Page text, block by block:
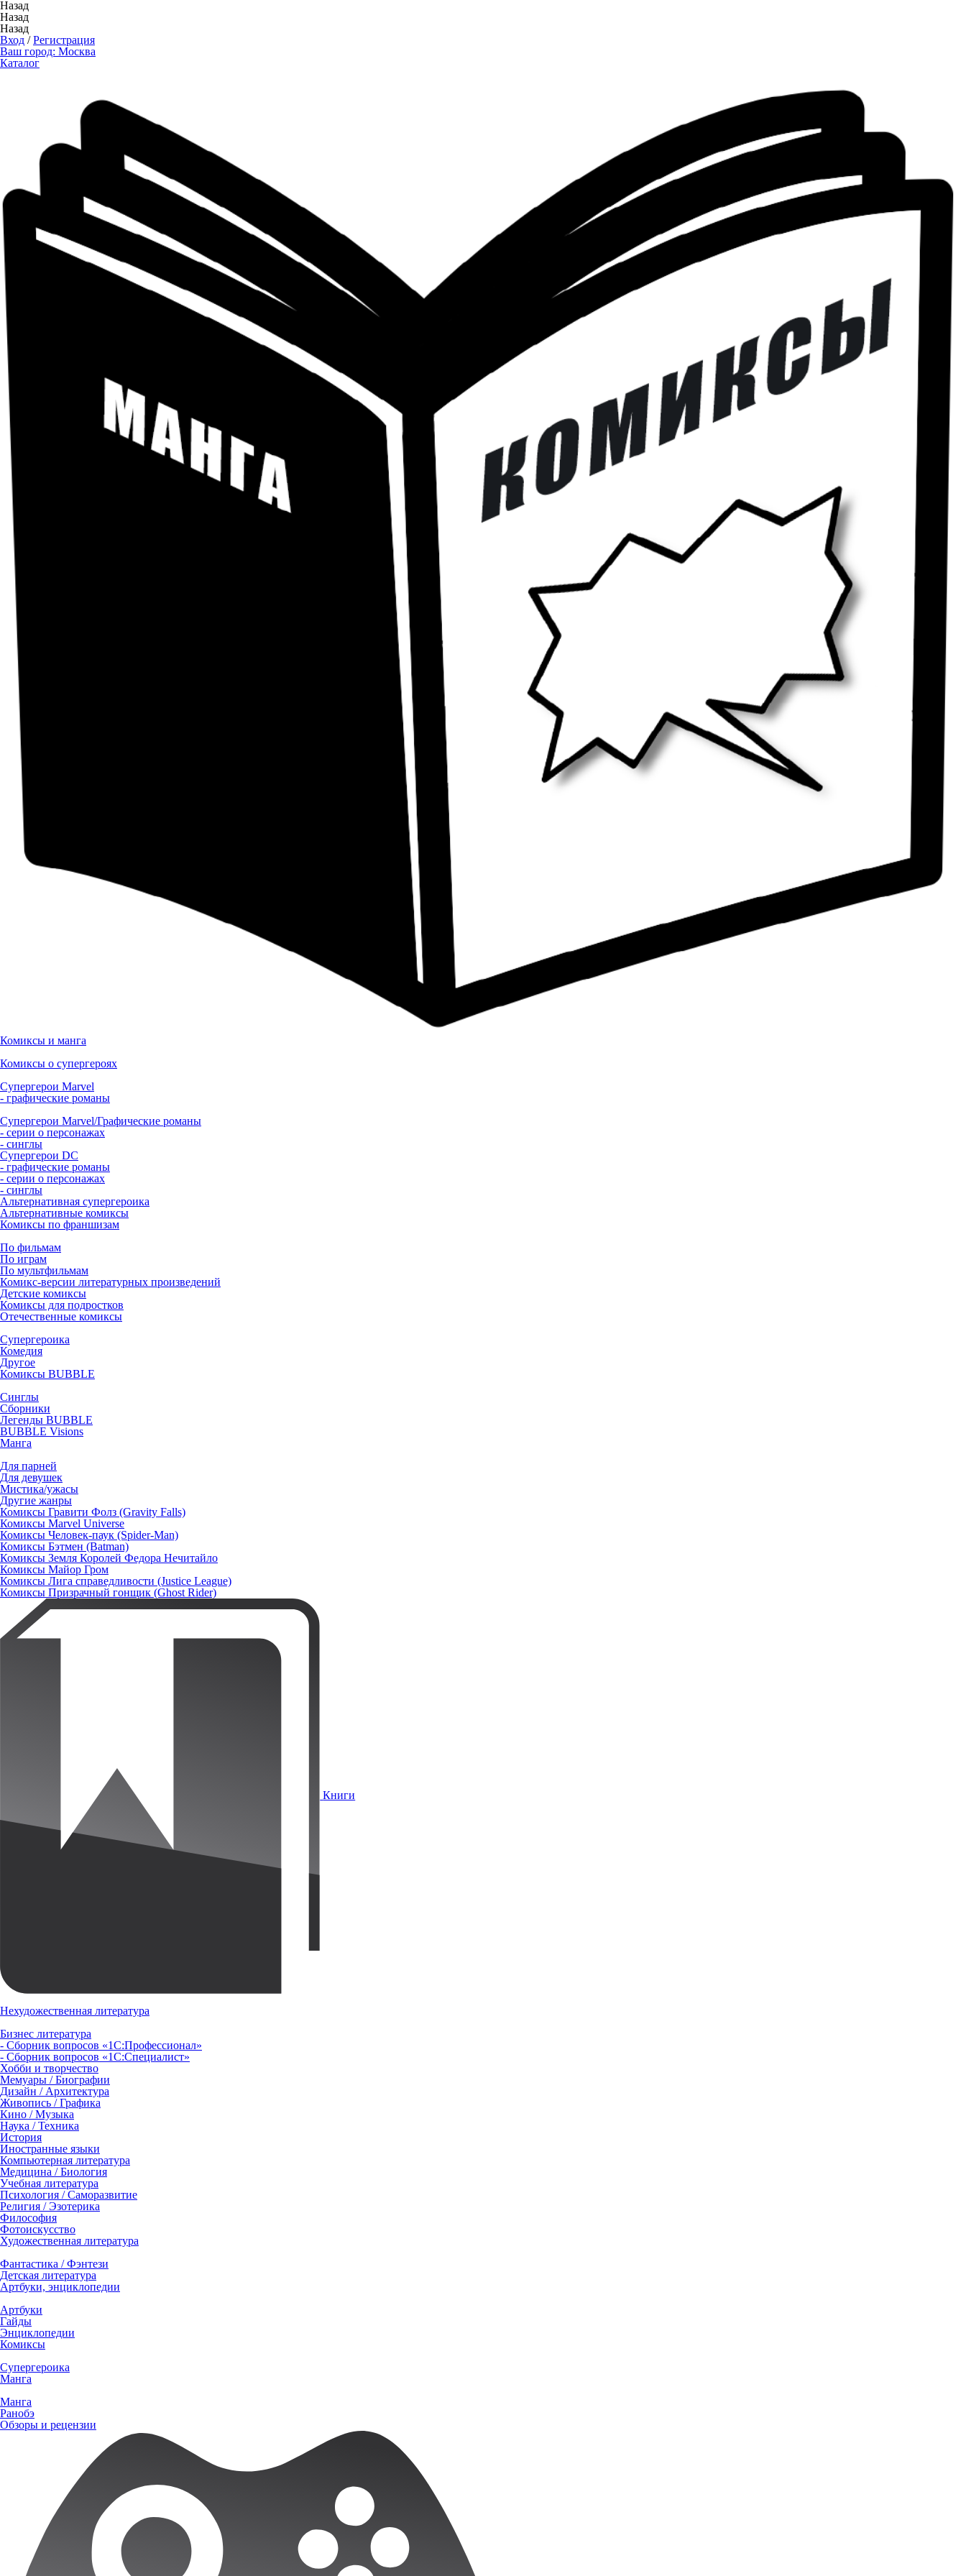
Назад
Назад
Назад
Вход /Регистрация
Ваш город: Москва
Каталог
Комиксы и манга
Комиксы о супергероях
Супергерои Marvel
- графические романы
Супергерои Marvel/Графические романы
- серии о персонажах
- синглы
Супергерои DC
- графические романы
- серии о персонажах
- синглы
Альтернативная супергероика
Альтернативные комиксы
Комиксы по франшизам
По фильмам
По играм
По мультфильмам
Комикс-версии литературных произведений
Детские комиксы
Комиксы для подростков
Отечественные комиксы
Супергероика
Комедия
Другое
Комиксы BUBBLE
Синглы
Сборники
Легенды BUBBLE
BUBBLE Visions
Манга
Для парней
Для девушек
Мистика/ужасы
Другие жанры
Комиксы Гравити Фолз (Gravity Falls)
Комиксы Marvel Universe
Комиксы Человек-паук (Spider-Man)
Комиксы Бэтмен (Batman)
Комиксы Земля Королей Федора Нечитайло
Комиксы Майор Гром
Комиксы Лига справедливости (Justice League)
Комиксы Призрачный гонщик (Ghost Rider)
Книги
Нехудожественная литература
Бизнес литература
- Сборник вопросов «1С:Профессионал»
- Сборник вопросов «1С:Специалист»
Хобби и творчество
Мемуары / Биографии
Дизайн / Архитектура
Живопись / Графика
Кино / Музыка
Наука / Техника
История
Иностранные языки
Компьютерная литература
Медицина / Биология
Учебная литература
Психология / Саморазвитие
Религия / Эзотерика
Философия
Фотоискусство
Художественная литература
Фантастика / Фэнтези
Детская литература
Артбуки, энциклопедии
Артбуки
Гайды
Энциклопедии
Комиксы
Супергероика
Манга
Манга
Ранобэ
Обзоры и рецензии